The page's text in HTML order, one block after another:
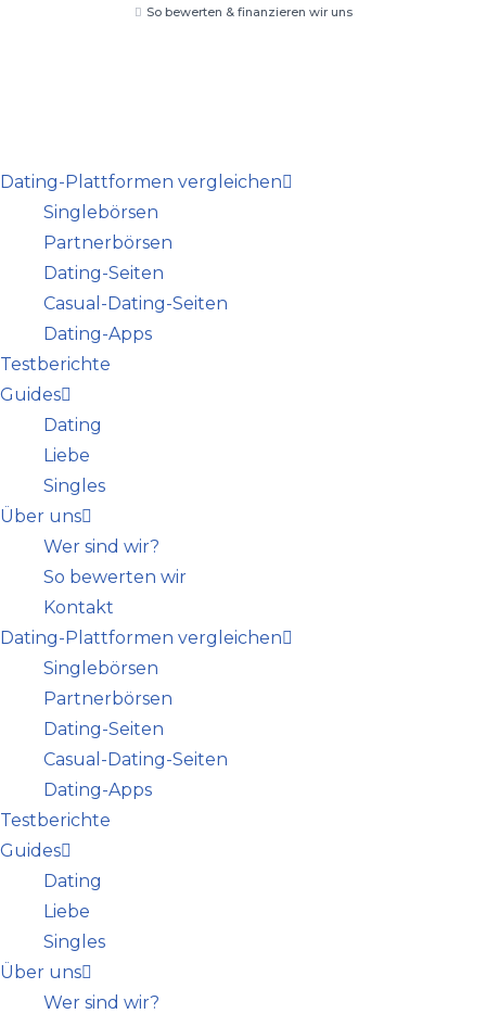
So bewerten & finanzieren wir uns
Dating-Plattformen vergleichen
Singlebörsen
Partnerbörsen
Dating-Seiten
Casual-Dating-Seiten
Dating-Apps
Testberichte
Guides
Dating
Liebe
Singles
Über uns
Wer sind wir?
So bewerten wir
Kontakt
Dating-Plattformen vergleichen
Singlebörsen
Partnerbörsen
Dating-Seiten
Casual-Dating-Seiten
Dating-Apps
Testberichte
Guides
Dating
Liebe
Singles
Über uns
Wer sind wir?